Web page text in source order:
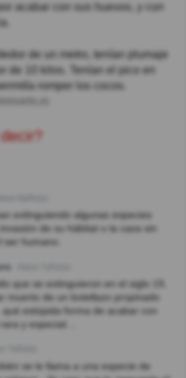
acabar con sus huevos, y con
de un metro, tenían plumaje
de 10 kilos. Tenían el pico en
romper los cocos.
extinguiendo algunas especies
de su hábitat o la caza sin
humano.
que se extinguieron en el siglo 19,
muerto de un botellazo propinado
estúpida forma de acabar con
y especial....
se le llama a una especie de